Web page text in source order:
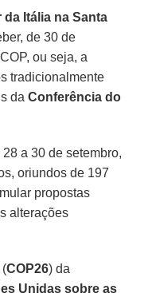
Itália na Santa
de 30 de
ou seja, a
tradicionalmente
daConferência do
a 30 de setembro,
oriundos de 197
propostas
alterações
(COP26) da
Unidas sobre as